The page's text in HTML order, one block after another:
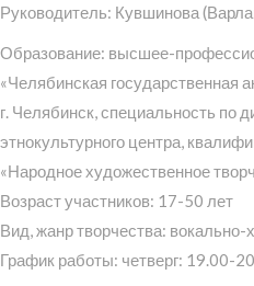
Руководитель: Кувшинова
Образование: высшее-
«Челябинская государственная
г. Челябинск, специальность по
этнокультурного центра,
«Народное художественное
Возраст участников: 17-50 лет
Вид, жанр творчества: вокально-
График работы: четверг: 19.00-